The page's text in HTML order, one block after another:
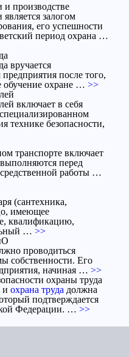
и производстве
залогом
его успешности
период охрана …
вручается
после того,
обучение охране … >>
включает в себя
технике безопасности,
транспорте включает
перед
работы …
(сантехника,
имеющее
квалификацию,
… >>
проводиться
собственности. Его
начиная … >>
охраны труда
и охрана труда должна
подтверждается
Федерации. … >>